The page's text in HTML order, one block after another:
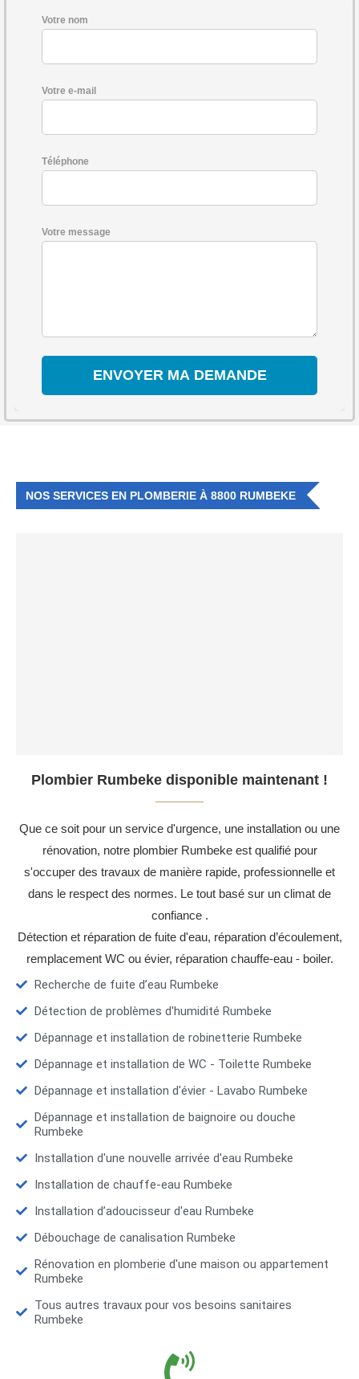
Votre nom
Votre e-mail
Téléphone
Votre message
NOS SERVICES EN PLOMBERIE À 8800 RUMBEKE
Plombier Rumbeke disponible maintenant !
Que ce soit pour un service d'urgence, une installation ou une
rénovation, notre plombier Rumbeke est qualifié pour
s'occuper des travaux de manière rapide, professionnelle et
dans le respect des normes. Le tout basé sur un climat de
confiance .
Détection et réparation de fuite d'eau, réparation d’écoulement,
remplacement WC ou évier, réparation chauffe-eau - boiler.
Recherche de fuite d’eau Rumbeke
Détection de problèmes d'humidité Rumbeke
Dépannage et installation de robinetterie Rumbeke
Dépannage et installation de WC - Toilette Rumbeke
Dépannage et installation d'évier - Lavabo Rumbeke
Dépannage et installation de baignoire ou douche
Rumbeke
Installation d'une nouvelle arrivée d'eau Rumbeke
Installation de chauffe-eau Rumbeke
Installation d’adoucisseur d'eau Rumbeke
Débouchage de canalisation Rumbeke
Rénovation en plomberie d'une maison ou appartement
Rumbeke
Tous autres travaux pour vos besoins sanitaires
Rumbeke